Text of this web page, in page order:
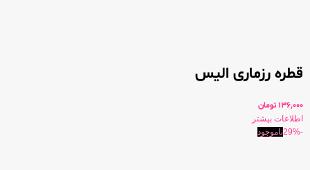
قطره رزماری الیس
136,000 تومان
اطلاعات بیشتر
-29%
ناموجود